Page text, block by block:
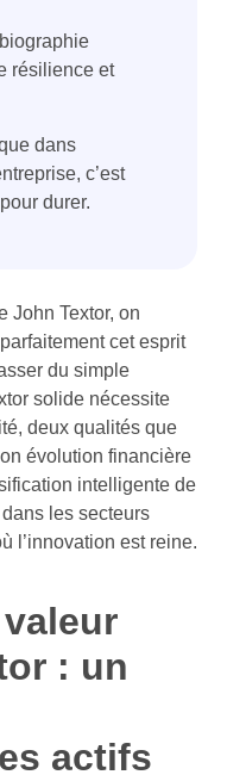
résilience et
dans
c’est
durer.
John Textor, on
cet esprit
du simple
solide nécessite
deux qualités que
évolution financière
intelligente de
les secteurs
l’innovation est reine.
: un
actifs